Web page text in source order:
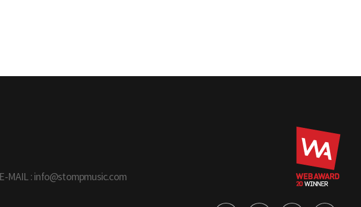
E-MAIL : info@stompmusic.com